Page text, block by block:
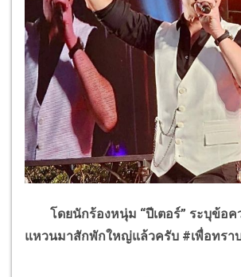
โดยนักร้องหนุ่ม “ปีเตอร์” ระบุข้อค
แหวนมาสักพักใหญ่แล้วครับ #เพื่อทรา